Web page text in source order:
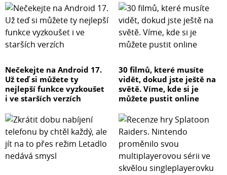
Nečekejte na Android 17.
Už teď si můžete ty
nejlepší funkce vyzkoušet
i ve starších verzích
30 filmů, které musíte
vidět, dokud jste ještě na
světě. Víme, kde si je
můžete pustit online